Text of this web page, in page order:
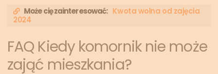
Może cię zainteresować: Kwota wolna od zajęcia
2024
FAQ Kiedy komornik nie może
zająć mieszkania?